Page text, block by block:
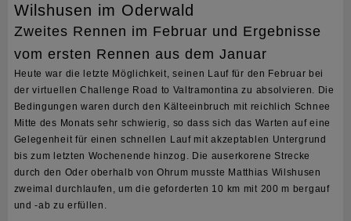
Wilshusen im Oderwald
Zweites Rennen im Februar und Ergebnisse
vom ersten Rennen aus dem Januar
Heute war die letzte Möglichkeit, seinen Lauf für den Februar bei
der virtuellen Challenge Road to Valtramontina zu absolvieren. Die
Bedingungen waren durch den Kälteeinbruch mit reichlich Schnee
Mitte des Monats sehr schwierig, so dass sich das Warten auf eine
Gelegenheit für einen schnellen Lauf mit akzeptablen Untergrund
bis zum letzten Wochenende hinzog. Die auserkorene Strecke
durch den Oder oberhalb von Ohrum musste Matthias Wilshusen
zweimal durchlaufen, um die geforderten 10 km mit 200 m bergauf
und -ab zu erfüllen.